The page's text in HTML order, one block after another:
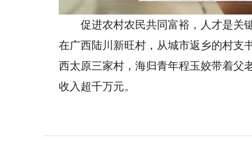
促进农村农民共同富裕，人才是关键
在广西陆川新旺村，从城市返乡的村支
西太原三家村，海归青年程玉姣带着父
收入超千万元。